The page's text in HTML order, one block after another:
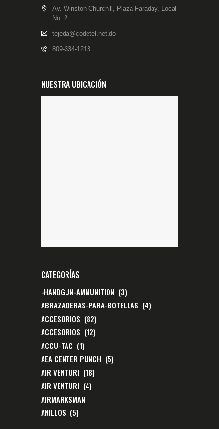
Av. Winston Churchill, Plaza Faraday, Local
No. 2
tejeda@codetel.net.do
809-334-1213
NUESTRA UBICACIÓN
CATEGORÍAS
-HANDGUN-AMMUNITION (3)
ABRAZADERAS-PARA-BOTELLAS (4)
ACCESORIOS (82)
ACCESORIOS (12)
ACCU-TAC (1)
AEA CENTER PUNCH (5)
AIR VENTURI (18)
AIR VENTURI (4)
AIRMARKSMAN
ANILLOS (5)